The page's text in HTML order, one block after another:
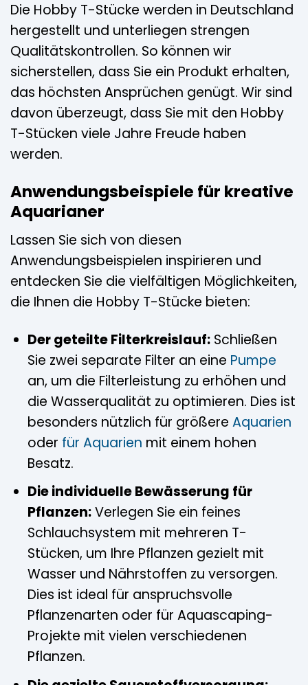
Die Hobby T-Stücke werden in Deutschland
hergestellt und unterliegen strengen
Qualitätskontrollen. So können wir
sicherstellen, dass Sie ein Produkt erhalten,
das höchsten Ansprüchen genügt. Wir sind
davon überzeugt, dass Sie mit den Hobby
T-Stücken viele Jahre Freude haben
werden.
Anwendungsbeispiele für kreative
Aquarianer
Lassen Sie sich von diesen
Anwendungsbeispielen inspirieren und
entdecken Sie die vielfältigen Möglichkeiten,
die Ihnen die Hobby T-Stücke bieten:
Der geteilte Filterkreislauf:Schließen
Sie zwei separate Filter an eine Pumpe
an, um die Filterleistung zu erhöhen und
die Wasserqualität zu optimieren. Dies ist
besonders nützlich für größere Aquarien
oder für Aquarien mit einem hohen
Besatz.
Die individuelle Bewässerung für
Pflanzen:Verlegen Sie ein feines
Schlauchsystem mit mehreren T-
Stücken, um Ihre Pflanzen gezielt mit
Wasser und Nährstoffen zu versorgen.
Dies ist ideal für anspruchsvolle
Pflanzenarten oder für Aquascaping-
Projekte mit vielen verschiedenen
Pflanzen.